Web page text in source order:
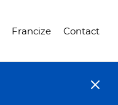
Francize Contact